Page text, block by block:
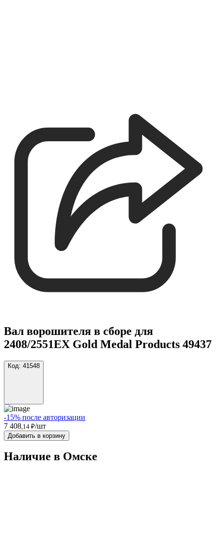
Вал ворошителя в сборе для
2408/2551EX Gold Medal Products 49437
Код: 41548
-15% после авторизации
7 408 ,14 ₽/шт
Добавить в корзину
Наличие в Омскe